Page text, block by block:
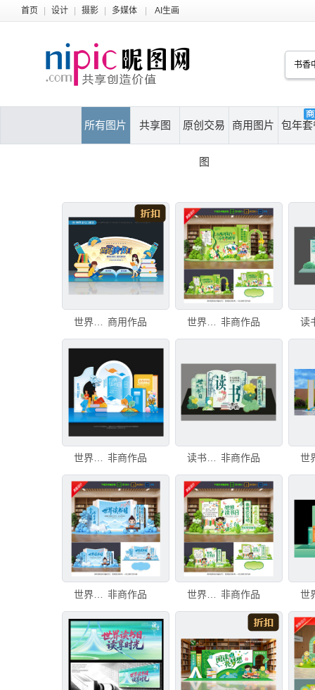
首页 设计 摄影 多媒体 AI生画
所有图片 共享图 原创交易
图
商用图片 包年套
商用作品 世界读书日美陈 非商作品
世界读书日美陈 非商作品 读书日美陈 非商作品
非商作品 世界读书日美陈 非商作品